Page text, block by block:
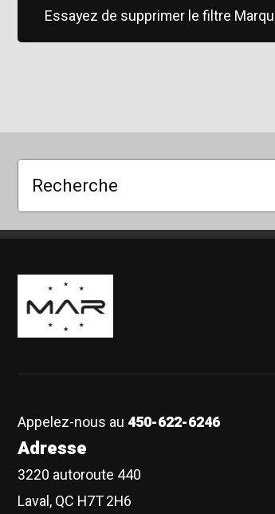
Essayez de supprimer le filtre
Recherche
Boutique Mags à Rabais
Appelez-nous au 450-622-6246
Adresse
3220 autoroute 440
Laval, QC H7T 2H6